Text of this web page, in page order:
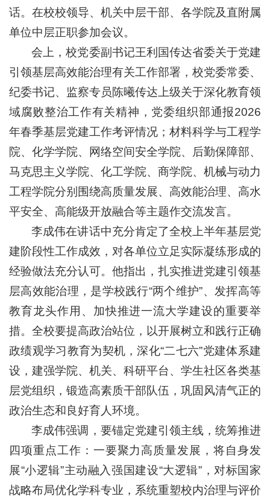
话。在校校领导、机关中层干部、各学院及直附属
单位中层正职参加会议。
会上，校党委副书记王利国传达省委关于党建
引领基层高效能治理有关工作部署，校党委常委、
纪委书记、监察专员陈曦传达上级关于深化教育领
域腐败整治工作有关精神，党委组织部通报2026
年春季基层党建工作考评情况；材料科学与工程学
院、化学学院、网络空间安全学院、后勤保障部、
马克思主义学院、化工学院、商学院、机械与动力
工程学院分别围绕高质量发展、高效能治理、高水
平安全、高能级开放融合等主题作交流发言。
李成伟在讲话中充分肯定了全校上半年基层党
建阶段性工作成效，对各单位立足实际凝练形成的
经验做法充分认可。他指出，扎实推进党建引领基
层高效能治理，是学校践行“两个维护”、发挥高等
教育龙头作用、加快推进一流大学建设的重要举
措。全校要提高政治站位，以开展树立和践行正确
政绩观学习教育为契机，深化“二七六”党建体系建
设，建强学院、机关、科研平台、学生社区各类基
层党组织，锻造高素质干部队伍，巩固风清气正的
政治生态和良好育人环境。
李成伟强调，要锚定党建引领主线，统筹推进
四项重点工作：一要聚力高质量发展，将自身发
展“小逻辑”主动融入强国建设“大逻辑”，对标国家
战略布局优化学科专业，系统重塑校内治理与评价